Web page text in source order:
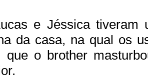
e Jéssica tiveram
da casa, na qual os
que o brother